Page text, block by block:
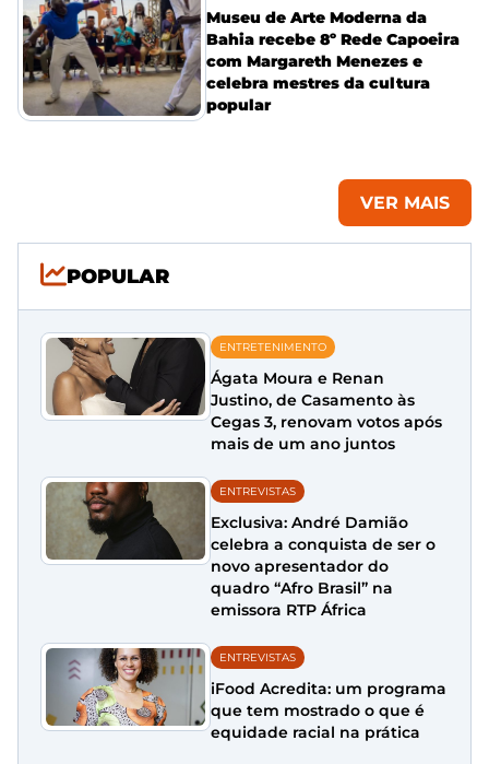
Museu de Arte Moderna da
Bahia recebe 8º Rede Capoeira
com Margareth Menezes e
celebra mestres da cultura
popular
VER MAIS
POPULAR
ENTRETENIMENTO
Ágata Moura e Renan
Justino, de Casamento às
Cegas 3, renovam votos após
mais de um ano juntos
ENTREVISTAS
Exclusiva: André Damião
celebra a conquista de ser o
novo apresentador do
quadro “Afro Brasil” na
emissora RTP África
ENTREVISTAS
iFood Acredita: um programa
que tem mostrado o que é
equidade racial na prática